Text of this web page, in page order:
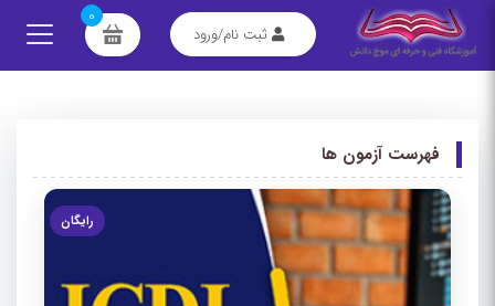
ثبت نام/ورود
0
فهرست آزمون ها
رایگان